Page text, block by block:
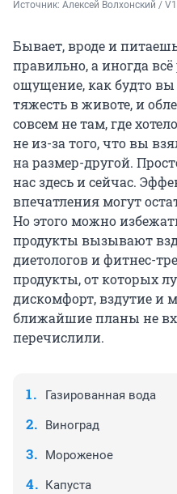
Источник: Алексей Волхонский /
Бывает, вроде и
правильно, а иногда
ощущение, как будто вы
тяжесть в животе, и
совсем не там, где
не из-за того, что вы
на размер-другой.
нас здесь и сейчас.
впечатления могут
Но этого можно
продукты вызывают
диетологов и фитнес-
продукты, от которых
дискомфорт, вздутие и
ближайшие планы не
перечислили.
Газированная вода
Виноград
Мороженое
Капуста